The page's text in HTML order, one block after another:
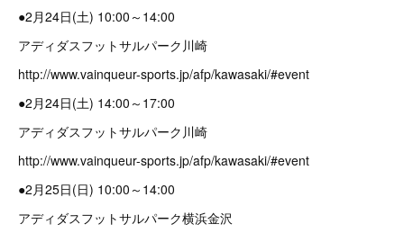
●2月24日(土) 10:00～14:00
アディダスフットサルパーク川崎
http://www.vainqueur-sports.jp/afp/kawasaki/#event
●2月24日(土) 14:00～17:00
アディダスフットサルパーク川崎
http://www.vainqueur-sports.jp/afp/kawasaki/#event
●2月25日(日) 10:00～14:00
アディダスフットサルパーク横浜金沢